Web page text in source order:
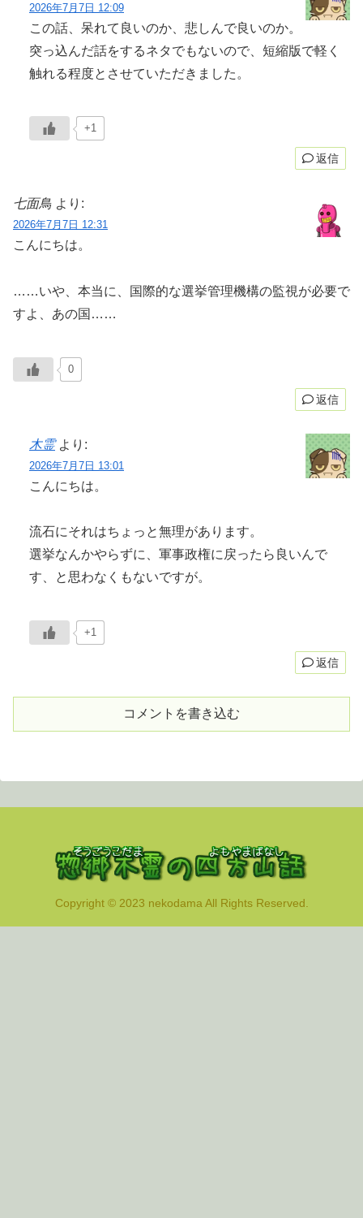
2026年7月7日 12:09
この話、呆れて良いのか、悲しんで良いのか。
突っ込んだ話をするネタでもないので、短縮版で軽く
触れる程度とさせていただきました。
+1
返信
七面鳥 より:
2026年7月7日 12:31
こんにちは。
……いや、本当に、国際的な選挙管理機構の監視が必要で
すよ、あの国……
0
返信
木霊 より:
2026年7月7日 13:01
こんにちは。
流石にそれはちょっと無理があります。
選挙なんかやらずに、軍事政権に戻ったら良いんで
す、と思わなくもないですが。
+1
返信
コメントを書き込む
Copyright © 2023 nekodama All Rights Reserved.